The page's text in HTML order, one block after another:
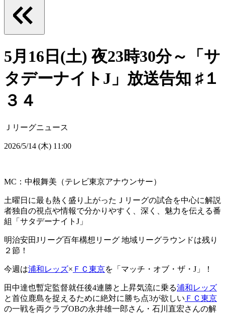
5月16日(土) 夜23時30分～「サ
タデーナイトJ」放送告知 ♯１
３４
Ｊリーグニュース
2026/5/14 (木) 11:00
MC：中根舞美（テレビ東京アナウンサー）
土曜日に最も熱く盛り上がったＪリーグの試合を中心に解説
者独自の視点や情報で分かりやすく、深く、魅力を伝える番
組「サタデーナイトJ」
明治安田Jリーグ百年構想リーグ 地域リーグラウンドは残り
２節！
今週は浦和レッズ× ＦＣ東京を「マッチ・オブ・ザ・J」！
田中達也暫定監督就任後4連勝と上昇気流に乗る浦和レッズ
と首位鹿島を捉えるために絶対に勝ち点3が欲しい ＦＣ東京
の一戦を両クラブOBの永井雄一郎さん・石川直宏さんの解